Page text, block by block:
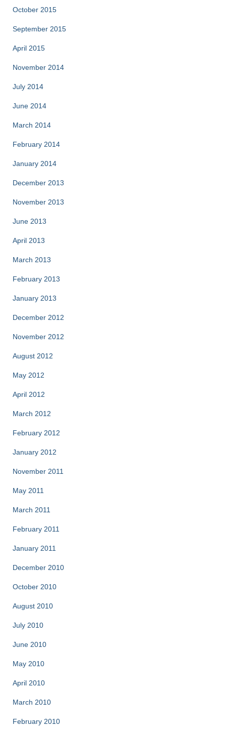
October 2015
September 2015
April 2015
November 2014
July 2014
June 2014
March 2014
February 2014
January 2014
December 2013
November 2013
June 2013
April 2013
March 2013
February 2013
January 2013
December 2012
November 2012
August 2012
May 2012
April 2012
March 2012
February 2012
January 2012
November 2011
May 2011
March 2011
February 2011
January 2011
December 2010
October 2010
August 2010
July 2010
June 2010
May 2010
April 2010
March 2010
February 2010